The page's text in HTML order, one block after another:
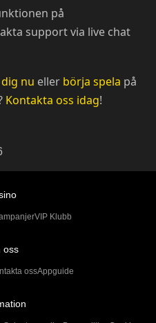
på
support via live chat
nu eller börja spela på
Kontakta oss idag!
VIP Klubb
oss
ossAppguide